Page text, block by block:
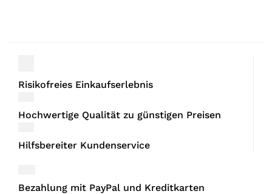
Risikofreies Einkaufserlebnis
Hochwertige Qualität zu günstigen Preisen
Hilfsbereiter Kundenservice
Bezahlung mit PayPal und Kreditkarten